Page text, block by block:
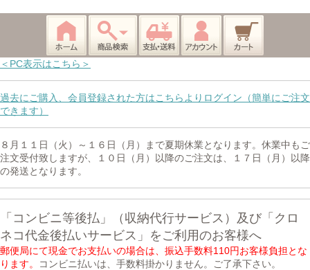
＜PC表示はこちら＞
過去にご購入、会員登録された方はこちらよりログイン（簡単にご注文
できます）
８月１１日（火）～１６日（月）まで夏期休業となります。休業中もご
注文受付致しますが、１０日（月）以降のご注文は、１７日（月）以降
の発送となります。
「コンビニ等後払」（収納代行サービス）及び「クロ
ネコ代金後払いサービス」をご利用のお客様へ
郵便局にて現金でお支払いの場合は、振込手数料110円お客様負担とな
ります。
コンビニ払いは、手数料掛かりません。ご了承下さい。